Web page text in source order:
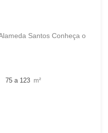
Santos Conheça o
75 a 123 m²